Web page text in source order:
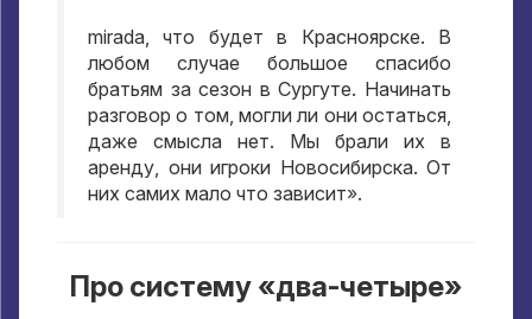
mirada,что будет в Красноярске. В
любом случае большое спасибо
братьям за сезон в Сургуте. Начинать
разговор о том ,могли ли они остаться
даже смысла нет. Мы брали их в
аренду они игроки Новосибирска. От
них самих мало что зависит».
Про систему «два-четыре»